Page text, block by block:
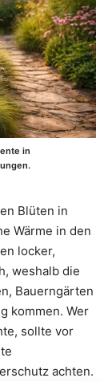
in
Blüten in
Wärme in den
locker,
weshalb die
Bauerngärten
kommen. Wer
sollte vor
achten.